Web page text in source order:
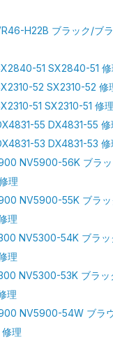
H22B ブラック/ブ
51 SX2840-51 修
52 SX2310-52 修
51 SX2310-51 修理
55 DX4831-55 修
53 DX4831-53 修
NV5900-56K ブラッ
理
NV5900-55K ブラッ
理
NV5300-54K ブラッ
理
NV5300-53K ブラッ
理
NV5900-54W ブラ
理